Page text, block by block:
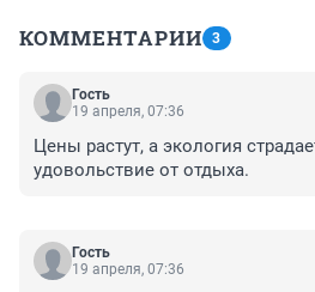
КОММЕНТАРИИ 3
Гость
19 апреля, 07:36
Цены растут, а экология
удовольствие от отдыха.
Гость
19 апреля, 07:36